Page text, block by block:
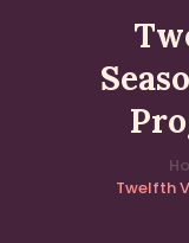
Twelfth
HOME
EVENTS
GALLERY
MK